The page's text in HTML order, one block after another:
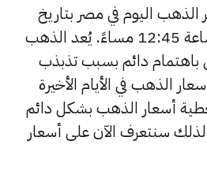
اليوم في مصر بتاريخ
الجمعة 19 سبتمبر الساعة 12:45 مساءً. يُعد الذهب
دائم بسبب تذبذب
الذهب في الأيام الأخيرة
في مصر 365 بتغطية أسعار الذهب بشكل دائم
لذلك سنتعرف الآن على أسعار